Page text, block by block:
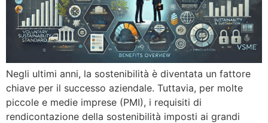
Negli ultimi anni, la sostenibilità è diventata un fattore
chiave per il successo aziendale. Tuttavia, per molte
piccole e medie imprese (PMI), i requisiti di
rendicontazione della sostenibilità imposti ai grandi